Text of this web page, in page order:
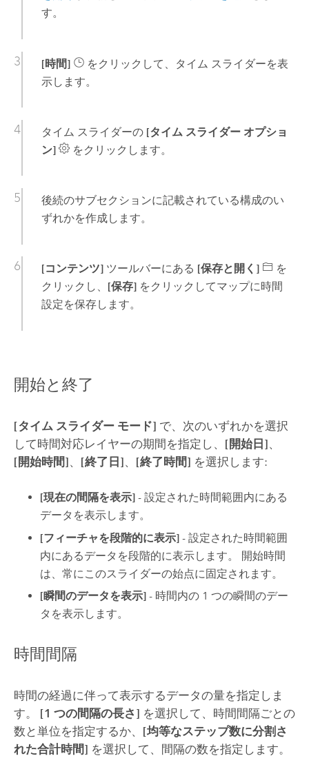
す。
[時間]
をクリックして、タイム スライダーを表
示します。
タイム スライダーの [タイム スライダー オプショ
ン]
をクリックします。
後続のサブセクションに記載されている構成のい
ずれかを作成します。
[コンテンツ]ツールバーにある [保存と開く]
を
クリックし、 [保存]をクリックしてマップに時間
設定を保存します。
開始と終了
[タイム スライダー モード] で、次のいずれかを選択
して時間対応レイヤーの期間を指定し、 [開始日]、
[開始時間]、 [終了日]、 [終了時間] を選択します:
[現在の間隔を表示] - 設定された時間範囲内にある
データを表示します。
[フィーチャを段階的に表示] - 設定された時間範囲
内にあるデータを段階的に表示します。 開始時間
は、常にこのスライダーの始点に固定されます。
[瞬間のデータを表示] - 時間内の 1 つの瞬間のデー
タを表示します。
時間間隔
時間の経過に伴って表示するデータの量を指定しま
す。 [1 つの間隔の長さ] を選択して、時間間隔ごとの
数と単位を指定するか、 [均等なステップ数に分割さ
れた合計時間] を選択して、間隔の数を指定します。